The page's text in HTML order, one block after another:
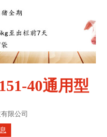
40通用型
限公司